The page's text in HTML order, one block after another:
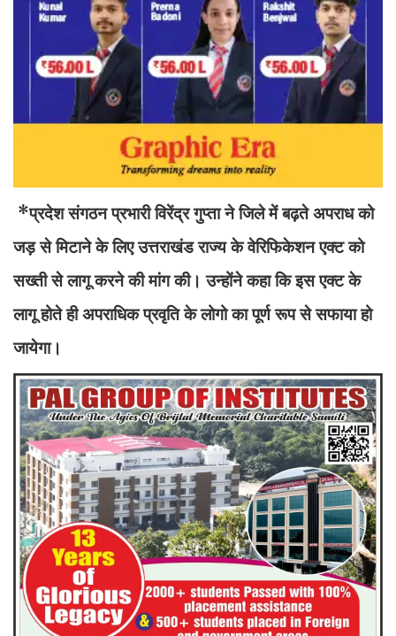
*प्रदेश संगठन प्रभारी विरेंद्र गुप्ता ने जिले में बढ़ते अपराध को
जड़ से मिटाने के लिए उत्तराखंड राज्य के वेरिफिकेशन एक्ट को
सख्ती से लागू करने की मांग की। उन्होंने कहा कि इस एक्ट के
लागू होते ही अपराधिक प्रवृति के लोगो का पूर्ण रूप से सफाया हो
जायेगा।